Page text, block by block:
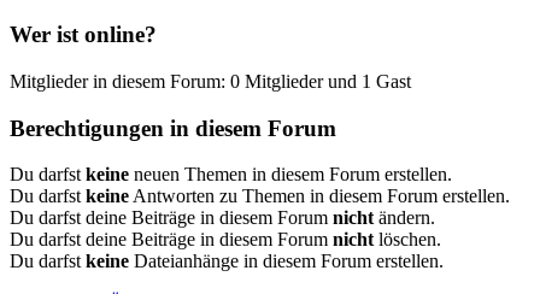
Wer ist online?
Mitglieder in diesem Forum: 0 Mitglieder und 1 Gast
Berechtigungen in diesem Forum
Du darfst keine neuen Themen in diesem Forum erstellen.
Du darfst keine Antworten zu Themen in diesem Forum erstellen.
Du darfst deine Beiträge in diesem Forum nicht ändern.
Du darfst deine Beiträge in diesem Forum nicht löschen.
Du darfst keine Dateianhänge in diesem Forum erstellen.